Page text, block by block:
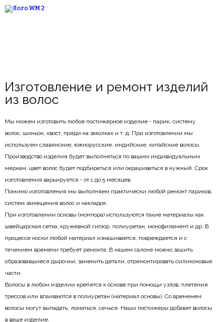
Изготовление и ремонт изделий
из волос
Мы можем изготовить любое постижерное изделие - парик, систему
волос, шиньон, хвост, пряди на заколках и т. д. При изготовлении мы
используем славянские, южнорусские, индийские, китайские волосы.
Производство изделия будет выполняться по вашим индивидуальным
меркам, цвет волос будет подбираться или окрашиваться в нужный. Срок
изготовления варьируется - от 1 до 5 месяцев.
Помимо изготовления мы выполняем практически любой ремонт париков,
систем замещения волос и накладок.
При изготовлении основы (монтюра) используются такие материалы как
швейцарская сетка, кружевной гипюр, полиуретан, монофиламент и др. В
процессе носки любой материал изнашивается, повреждается и с
течением времени требует ремонта. В нашем салоне можно зашить
образовавшиеся дырочки, заменить детали, отремонтировать силиконовые
части.
Волосы в любом изделии крепятся к основе при помощи узлов, плетения
трессов или впаиваются в полиуретан (материал основы). Со временем
волосы могут выпадать, ломаться, сечься. Наши постижеры добавят волосы
в ваше изделие.